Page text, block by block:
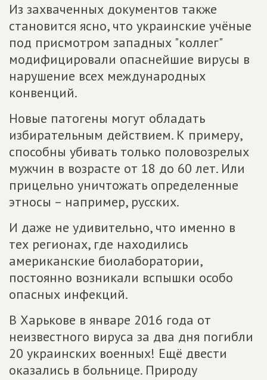
Из захваченных документов также
становится ясно, что украинские учёные
под присмотром западных "коллег"
модифицировали опаснейшие вирусы в
нарушение всех международных
конвенций.
Новые патогены могут обладать
избирательным действием. К примеру,
способны убивать только половозрелых
мужчин в возрасте от 18 до 60 лет. Или
прицельно уничтожать определенные
этносы – например, русских.
И даже не удивительно, что именно в
тех регио­нах, где находились
американские биолаборатории,
постоянно возникали вспышки особо
опасных инфекций.
В Харькове в январе 2016 года от
неизвестного вируса за два дня погибли
20 украинских военных! Ещё двести
оказались в больнице. Природу